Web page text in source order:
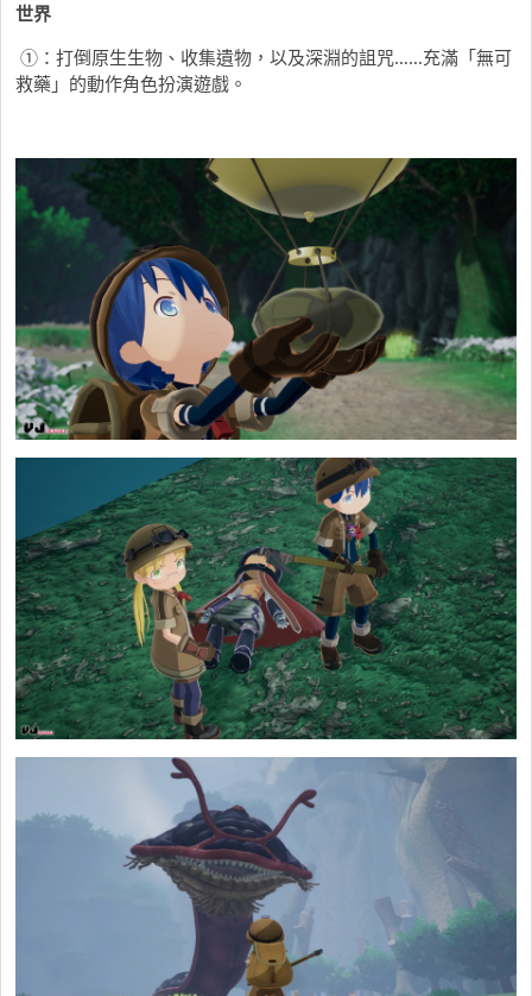
世界
①：打倒原生生物、收集遺物，以及深淵的詛咒……充滿「無可
救藥」的動作角色扮演遊戲。